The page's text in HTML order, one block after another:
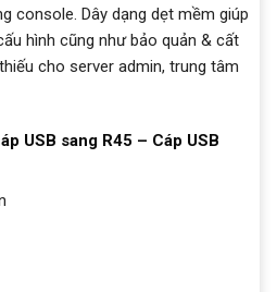
console. Dây dạng dẹt mềm giúp
hình cũng như bảo quản & cất
cho server admin, trung tâm
USB sang R45 – Cáp USB